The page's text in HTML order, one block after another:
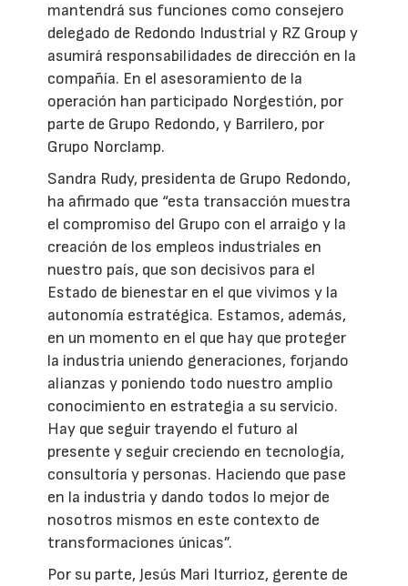
mantendrá sus funciones como consejero
delegado de Redondo Industrial y RZ Group y
asumirá responsabilidades de dirección en la
compañía. En el asesoramiento de la
operación han participado Norgestión, por
parte de Grupo Redondo, y Barrilero, por
Grupo Norclamp.
Sandra Rudy, presidenta de Grupo Redondo,
ha afirmado que “esta transacción muestra
el compromiso del Grupo con el arraigo y la
creación de los empleos industriales en
nuestro país, que son decisivos para el
Estado de bienestar en el que vivimos y la
autonomía estratégica. Estamos, además,
en un momento en el que hay que proteger
la industria uniendo generaciones, forjando
alianzas y poniendo todo nuestro amplio
conocimiento en estrategia a su servicio.
Hay que seguir trayendo el futuro al
presente y seguir creciendo en tecnología,
consultoría y personas. Haciendo que pase
en la industria y dando todos lo mejor de
nosotros mismos en este contexto de
transformaciones únicas”.
Por su parte, Jesús Mari Iturrioz, gerente de